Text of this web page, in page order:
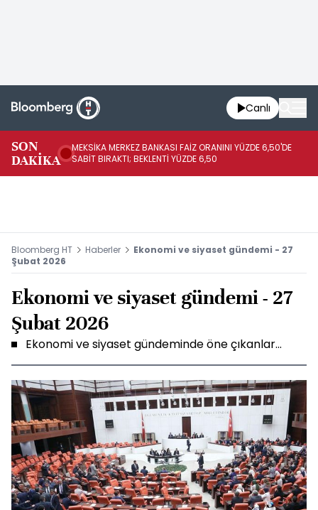
Canlı
SON
DAKİKA
MEKSİKA MERKEZ BANKASI FAİZ ORANINI YÜZDE 6,50'DE
SABİT BIRAKTI; BEKLENTİ YÜZDE 6,50
Bloomberg HT Haberler
Ekonomi ve siyaset gündemi - 27
Şubat 2026
Ekonomi ve siyaset gündemi - 27
Şubat 2026
Ekonomi ve siyaset gündeminde öne çıkanlar...